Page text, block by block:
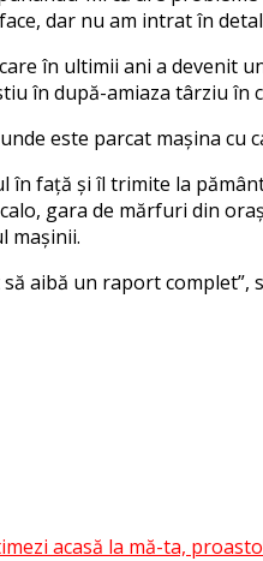
dar nu am intrat în
în ultimii ani a devenit
în după-amiaza târziu în
este parcat mașina cu
în față și îl trimite la
gara de mărfuri din
mașinii.
aibă un raport complet”,
acasă la mă-ta,